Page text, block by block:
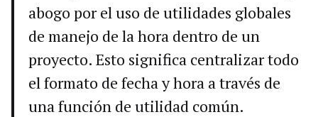
abogo por el uso de utilidades globales
de manejo de la hora dentro de un
proyecto. Esto significa centralizar todo
el formato de fecha y hora a través de
una función de utilidad común.